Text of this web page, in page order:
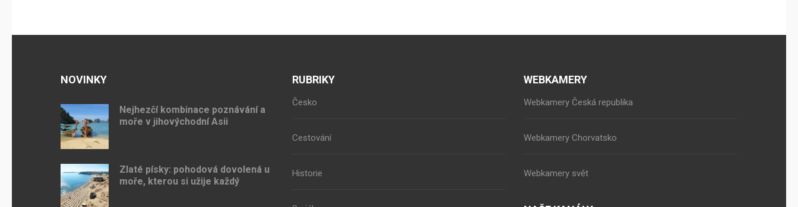
NOVINKY
Nejhezčí kombinace poznávání a
moře v jihovýchodní Asii
Zlaté písky: pohodová dovolená u
moře, kterou si užije každý
RUBRIKY
Česko
Cestování
Historie
WEBKAMERY
Webkamery Česká republika
Webkamery Chorvatsko
Webkamery svět